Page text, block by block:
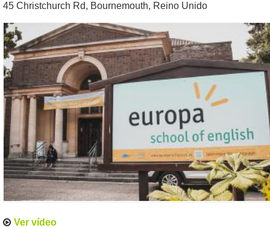
45 Christchurch Rd, Bournemouth, Reino Unido
Ver vídeo